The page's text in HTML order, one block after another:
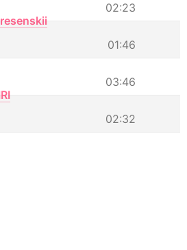
02:23
01:46
03:46
02:32